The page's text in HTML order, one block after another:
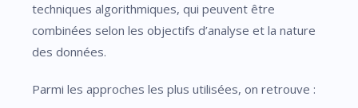
techniques algorithmiques, qui peuvent être
combinées selon les objectifs d’analyse et la nature
des données.
Parmi les approches les plus utilisées, on retrouve :